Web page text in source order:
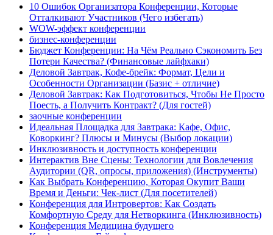
10 Ошибок Организатора Конференции, Которые
Отталкивают Участников (Чего избегать)
WOW-эффект конференции
бизнес-конференции
Бюджет Конференции: На Чём Реально Сэкономить Без
Потери Качества? (Финансовые лайфхаки)
Деловой Завтрак, Кофе-брейк: Формат, Цели и
Особенности Организации (Базис + отличие)
Деловой Завтрак: Как Подготовиться, Чтобы Не Просто
Поесть, а Получить Контракт? (Для гостей)
заочные конференции
Идеальная Площадка для Завтрака: Кафе, Офис,
Коворкинг? Плюсы и Минусы (Выбор локации)
Инклюзивность и доступность конференции
Интерактив Вне Сцены: Технологии для Вовлечения
Аудитории (QR, опросы, приложения) (Инструменты)
Как Выбрать Конференцию, Которая Окупит Ваши
Время и Деньги: Чек-лист (Для посетителей)
Конференция для Интровертов: Как Создать
Комфортную Среду для Нетворкинга (Инклюзивность)
Конференция Медицина будущего